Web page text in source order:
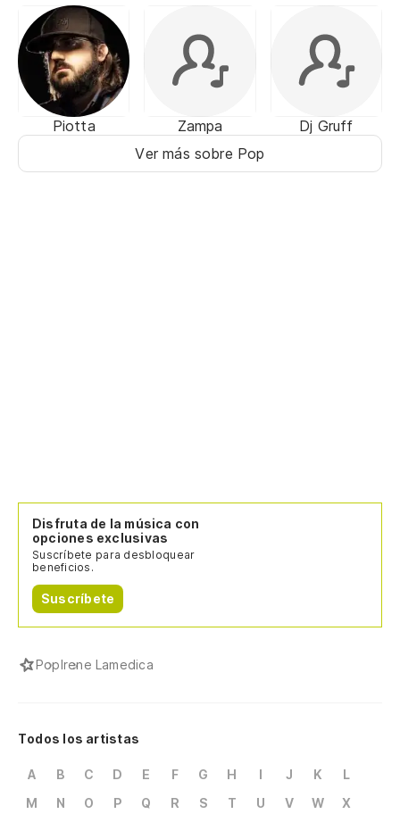
Piotta Zampa
Dj Gruff
Ver más sobre Pop
Disfruta de la música con
opciones exclusivas
Suscríbete para desbloquear
beneficios.
Suscríbete
PopIrene Lamedica
Todos los artistas
A B C D E F G H I J K
L
M
N O P Q R S T U V W
X